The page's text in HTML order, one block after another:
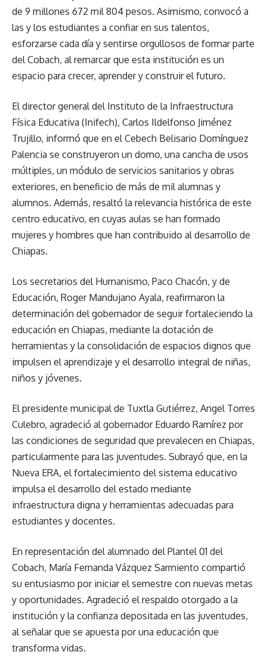
de 9 millones 672 mil 804 pesos. Asimismo, convocó a
las y los estudiantes a confiar en sus talentos,
esforzarse cada día y sentirse orgullosos de formar parte
del Cobach, al remarcar que esta institución es un
espacio para crecer, aprender y construir el futuro.
El director general del Instituto de la Infraestructura
Física Educativa (Inifech), Carlos Ildelfonso Jiménez
Trujillo, informó que en el Cebech Belisario Domínguez
Palencia se construyeron un domo, una cancha de usos
múltiples, un módulo de servicios sanitarios y obras
exteriores, en beneficio de más de mil alumnas y
alumnos. Además, resaltó la relevancia histórica de este
centro educativo, en cuyas aulas se han formado
mujeres y hombres que han contribuido al desarrollo de
Chiapas.
Los secretarios del Humanismo, Paco Chacón, y de
Educación, Roger Mandujano Ayala, reafirmaron la
determinación del gobernador de seguir fortaleciendo la
educación en Chiapas, mediante la dotación de
herramientas y la consolidación de espacios dignos que
impulsen el aprendizaje y el desarrollo integral de niñas,
niños y jóvenes.
El presidente municipal de Tuxtla Gutiérrez, Angel Torres
Culebro, agradeció al gobernador Eduardo Ramírez por
las condiciones de seguridad que prevalecen en Chiapas,
particularmente para las juventudes. Subrayó que, en la
Nueva ERA, el fortalecimiento del sistema educativo
impulsa el desarrollo del estado mediante
infraestructura digna y herramientas adecuadas para
estudiantes y docentes.
En representación del alumnado del Plantel 01 del
Cobach, María Fernanda Vázquez Sarmiento compartió
su entusiasmo por iniciar el semestre con nuevas metas
y oportunidades. Agradeció el respaldo otorgado a la
institución y la confianza depositada en las juventudes,
al señalar que se apuesta por una educación que
transforma vidas.